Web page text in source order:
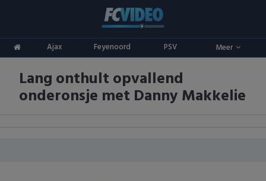
Ajax Feyenoord PSV Meer
ADO Den Haag
Ajax
Competities
Eredivisie
Keuken Kampioen Divisie
Oranje
Lang onthult opvallend
onderonsje met Danny Makkelie